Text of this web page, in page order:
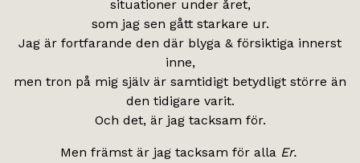
situationer under året,
som jag sen gått starkare ur.
Jag är fortfarande den där blyga & försiktiga innerst
inne,
men tron på mig själv är samtidigt betydligt större än
den tidigare varit.
Och det, är jag tacksam för.
Men främst är jag tacksam för alla Er.